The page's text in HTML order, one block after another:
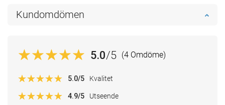
Kundomdömen
5.0/5 (4 Omdöme)
5.0/5 Kvalitet
4.9/5 Utseende